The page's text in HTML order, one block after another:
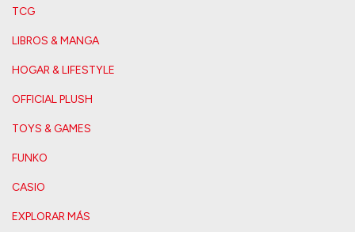
TCG
LIBROS & MANGA
HOGAR & LIFESTYLE
OFFICIAL PLUSH
TOYS & GAMES
FUNKO
CASIO
EXPLORAR MÁS